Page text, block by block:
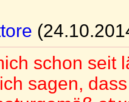
schon seit
sagen,